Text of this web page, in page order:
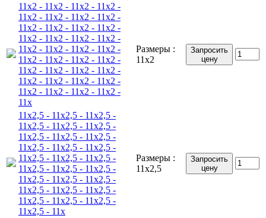
11x2 - 11x2 - 11x2 - 11x2 -
11x2 - 11x2 - 11x2 - 11x2 -
11x2 - 11x2 - 11x2 - 11x2 -
11x2 - 11x2 - 11x2 - 11x2 -
11x2 - 11x2 - 11x2 - 11x2 -
11x2 - 11x2 - 11x2 - 11x2 -
11x2 - 11x2 - 11x2 - 11x2 -
11x2 - 11x2 - 11x2 - 11x2 -
11x2 - 11x2 - 11x2 - 11x2 -
11x
Размеры :
11x2
Запросить
цену
11x2,5 - 11x2,5 - 11x2,5 -
11x2,5 - 11x2,5 - 11x2,5 -
11x2,5 - 11x2,5 - 11x2,5 -
11x2,5 - 11x2,5 - 11x2,5 -
11x2,5 - 11x2,5 - 11x2,5 -
11x2,5 - 11x2,5 - 11x2,5 -
11x2,5 - 11x2,5 - 11x2,5 -
11x2,5 - 11x2,5 - 11x2,5 -
11x2,5 - 11x2,5 - 11x2,5 -
11x2,5 - 11x
Размеры :
11x2,5
Запросить
цену